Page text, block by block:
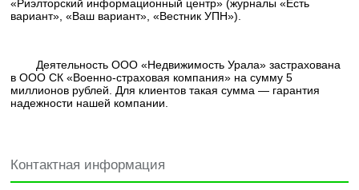
«Риэлторский информационный центр» (журналы «Есть
вариант», «Ваш вариант», «Вестник УПН»).
Деятельность ООО «Недвижимость Урала» застрахована
в ООО СК «Военно-страховая компания» на сумму 5
миллионов рублей. Для клиентов такая сумма — гарантия
надежности нашей компании.
Контактная информация